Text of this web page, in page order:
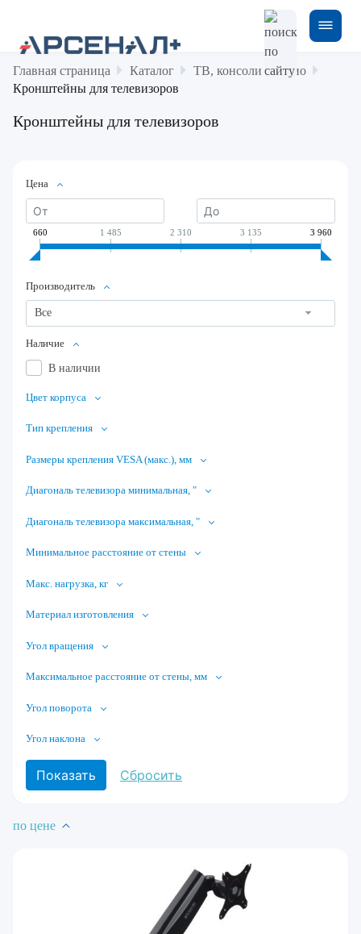
Главная страница Каталог
ТВ, консоли и аудио
Кронштейны для телевизоров
Кронштейны для телевизоров
Цена
660 1 485 2 310 3 135 3 960
Производитель
Все
Наличие
В наличии
Цвет корпуса
Тип крепления
Размеры крепления VESA (макс.), мм
Диагональ телевизора минимальная, "
Диагональ телевизора максимальная, "
Минимальное расстояние от стены
Макс. нагрузка, кг
Материал изготовления
Угол вращения
Максимальное расстояние от стены, мм
Угол поворота
Угол наклона
по цене